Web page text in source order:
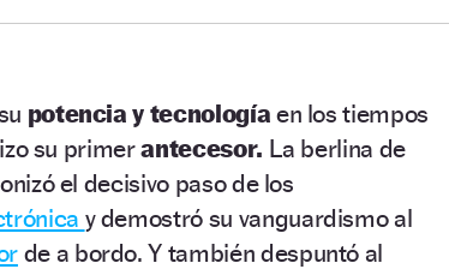
potencia y tecnología en los tiempos
su primerantecesor. La berlina de
el decisivo paso de los
y demostró su vanguardismo al
de a bordo. Y también despuntó al